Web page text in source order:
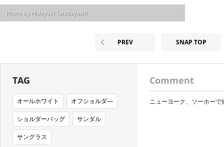
Photo by Hideyuki Tatebayashi
PREV SNAP TOP
TAG
オールホワイト オフショルダ―
ショルダーバッグ サンダル
サングラス
Comment
ニューヨーク、ソーホーで